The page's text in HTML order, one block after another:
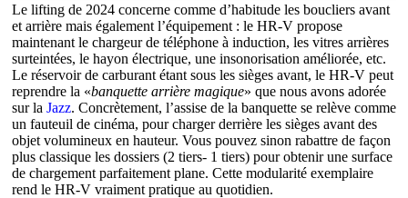
Le lifting de 2024 concerne comme d’habitude les boucliers avant
et arrière mais également l’équipement : le HR-V propose
maintenant le chargeur de téléphone à induction, les vitres arrières
surteintées, le hayon électrique, une insonorisation améliorée, etc.
Le réservoir de carburant étant sous les sièges avant, le HR-V peut
reprendre la «banquette arrière magique» que nous avons adorée
sur laJazz. Concrètement, l’assise de la banquette se relève comme
un fauteuil de cinéma, pour charger derrière les sièges avant des
objet volumineux en hauteur. Vous pouvez sinon rabattre de façon
plus classique les dossiers (2 tiers- 1 tiers) pour obtenir une surface
de chargement parfaitement plane. Cette modularité exemplaire
rend le HR-V vraiment pratique au quotidien.